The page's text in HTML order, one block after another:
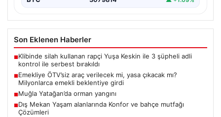
Son Eklenen Haberler
■Klibinde silah kullanan rapçi Yuşa Keskin ile 3 şüpheli adli
kontrol ile serbest bırakıldı
■Emekliye ÖTV’siz araç verilecek mi, yasa çıkacak mı?
Milyonlarca emekli beklentiye girdi
■Muğla Yatağan’da orman yangını
■Dış Mekan Yaşam alanlarında Konfor ve bahçe mutfağı
Çözümleri